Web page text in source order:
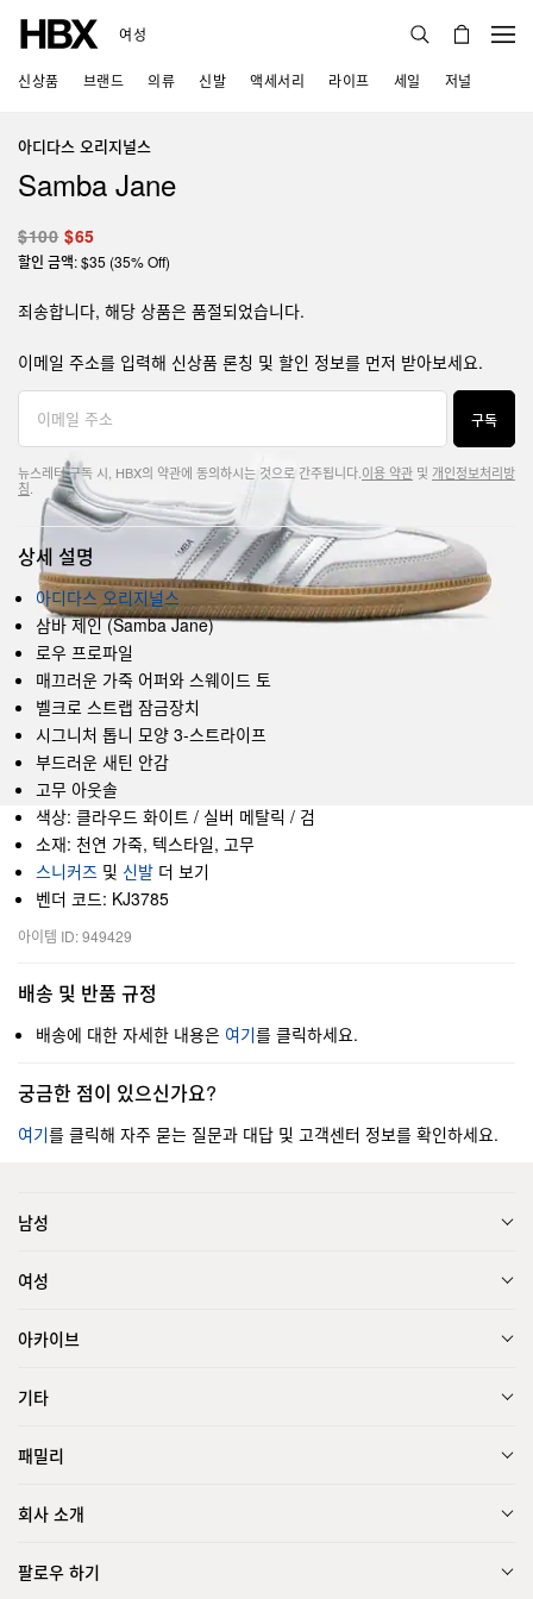
여성
신상품 브랜드 의류 신발 액세서리 라이프 세일 저널
아디다스 오리지널스
Samba Jane
$100 $65
할인 금액: $35 (35% Off)
죄송합니다, 해당 상품은 품절되었습니다.
이메일 주소를 입력해 신상품 론칭 및 할인 정보를 먼저 받아보세요.
구독
뉴스레터 구독 시, HBX의 약관에 동의하시는 것으로 간주됩니다. 이용 약관 및 개인정보처리방
침
상세 설명
아디다스 오리지널스
삼바 제인 (Samba Jane)
로우 프로파일
매끄러운 가죽 어퍼와 스웨이드 토
벨크로 스트랩 잠금장치
시그니처 톱니 모양 3-스트라이프
부드러운 새틴 안감
고무 아웃솔
색상: 클라우드 화이트 / 실버 메탈릭 / 검
소재: 천연 가죽, 텍스타일, 고무
스니커즈 및 신발 더 보기
벤더 코드: KJ3785
아이템 ID: 949429
배송 및 반품 규정
배송에 대한 자세한 내용은 여기를 클릭하세요.
궁금한 점이 있으신가요?
여기를 클릭해 자주 묻는 질문과 대답 및 고객센터 정보를 확인하세요.
남성
여성
아카이브
기타
패밀리
회사 소개
팔로우 하기